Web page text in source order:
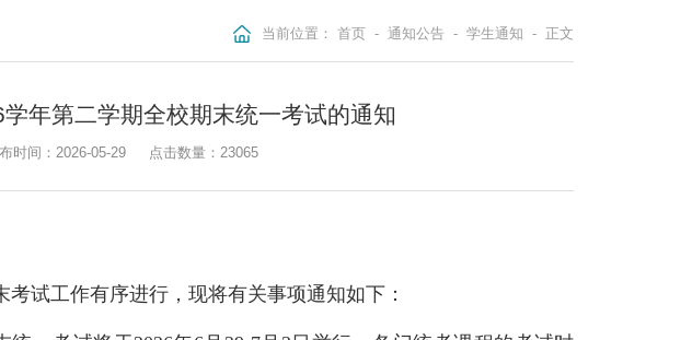
当前位置： 首页 -通知公告 -学生通知 - 正文
年第二学期全校期末统一考试的通知
时间：2026-05-29 点击数量：23065
考试工作有序进行，现将有关事项通知如下：